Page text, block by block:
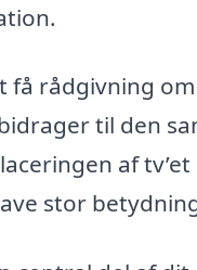
rådgivning
til den
af
stor